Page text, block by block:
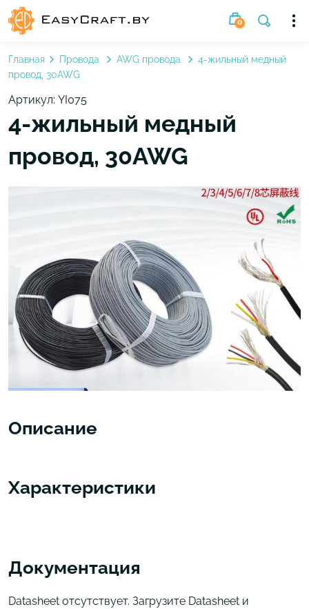
0
Главная Провода AWG провода
4-жильный медный
провод, 30AWG
Артикул: YI075
4-жильный медный
провод, 30AWG
Описание
Характеристики
Документация
Datasheet отсутствует. Загрузите Datasheet и